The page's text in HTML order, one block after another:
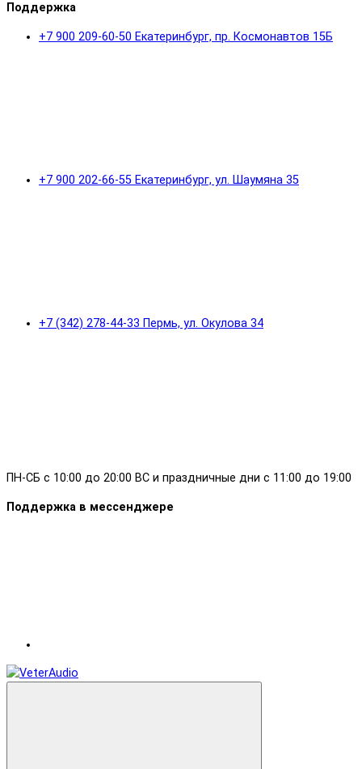
Поддержка
+7 900 209-60-50 Екатеринбург, пр. Космонавтов 15Б
+7 900 202-66-55 Екатеринбург, ул. Шаумяна 35
+7 (342) 278-44-33 Пермь, ул. Окулова 34
ПН-СБ с 10:00 до 20:00 ВС и праздничные дни с 11:00 до 19:00
Поддержка в мессенджере